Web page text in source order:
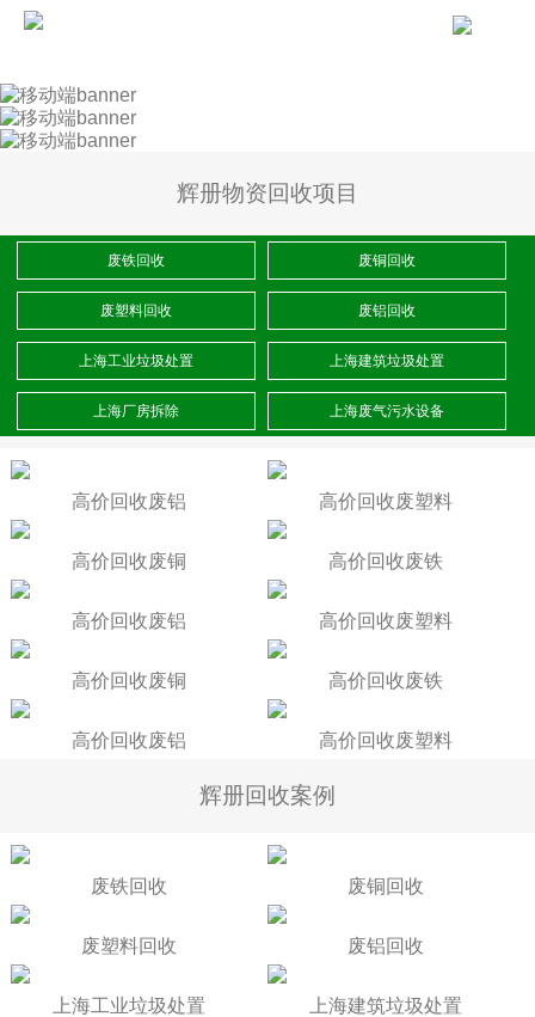
辉册物资回收项目
废铁回收 废铜回收
废塑料回收 废铝回收
上海工业垃圾处置 上海建筑垃圾处置
上海厂房拆除 上海废气污水设备
高价回收废铝 高价回收废塑料
高价回收废铜 高价回收废铁
高价回收废铝 高价回收废塑料
高价回收废铜 高价回收废铁
高价回收废铝 高价回收废塑料
辉册回收案例
废铁回收 废铜回收
废塑料回收 废铝回收
上海工业垃圾处置 上海建筑垃圾处置